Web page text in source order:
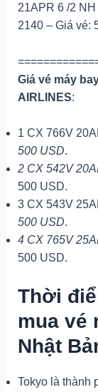
21APR 6 /2
2140 – Giá vé:
Giá vé máy
AIRLINES:
1 CX 766V
500 USD.
2 CX 542V
500 USD.
3 CX 543V
500 USD.
4 CX 765V
500 USD.
Thời
mua vé
Nhật
Tokyo là thành